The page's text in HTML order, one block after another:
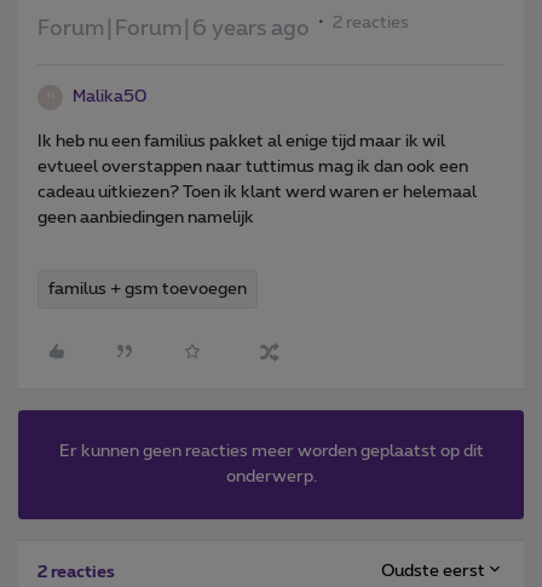
Forum|Forum|6 years ago 2 reacties
Malika50
Ik heb nu een familius pakket al enige tijd maar ik wil
evtueel overstappen naar tuttimus mag ik dan ook een
cadeau uitkiezen? Toen ik klant werd waren er helemaal
geen aanbiedingen namelijk
familus + gsm toevoegen
Er kunnen geen reacties meer worden geplaatst op dit
onderwerp.
2 reacties Oudste eerst